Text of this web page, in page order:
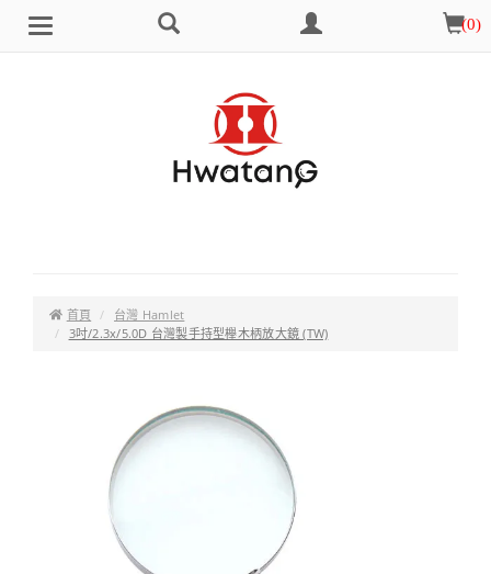
選
搜
會
員
中
購
物
車
(0)
首頁
台灣 Hamlet
3吋/2.3x/5.0D 台灣製手持型櫸木柄放大鏡 (TW)